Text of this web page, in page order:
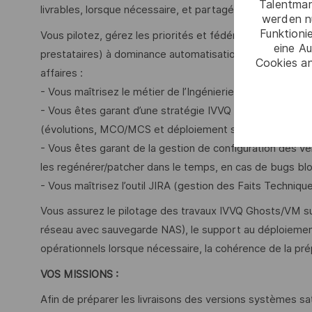
werden
eine
Cookies
livrables, lorsque nécessaire, et partagé par tous.
Vous pilotez, gérez les priorités et fédérez une équipe
prestataires) à dominance automatisation de la
affaires :
- Vous maîtrisez le métier de l’Ingénierie Système dans
- Vous êtes garant d’une stratégie IVVQ Ghosts/VM
(évolutions, MCO/MCS et déploiement sur sites
- Vous êtes garant de la gestion de configuration des
les regénérer/patcher dans le temps, en cas de bugs
- Vous maîtrisez l’outil JIRA (gestion des Faits
Vous assurez le pilotage des travaux IVVQ Ghosts/VM
réseau avec sauvegarde NAS), le support au
opérationnels lorsque nécessaire, la cohérence de la
VOS MISSIONS :
Afin de préparer les livraisons des versions systèmes